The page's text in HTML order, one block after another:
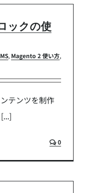
ックの使
, Magento 2 使い方,
テンツを制作
0